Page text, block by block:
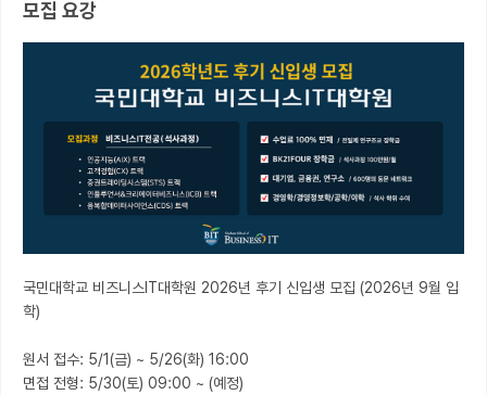
반도체 아카데미
재팬라운지 🌸
모집 요강
국민대학교 비즈니스IT대학원 2026년 후기 신입생 모집 (2026년 9월 입
학)
원서 접수: 5/1(금) ~ 5/26(화) 16:00
면접 전형: 5/30(토) 09:00 ~ (예정)